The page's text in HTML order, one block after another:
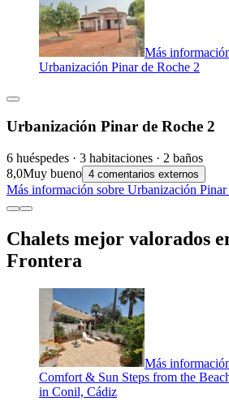
Más
Urbanización Pinar de Roche 2
Urbanización Pinar de Roche 2
6 huéspedes · 3 habitaciones · 2 baños
8,0Muy bueno 4 comentarios externos
Más información sobre Urbanización Pinar
Chalets mejor valorados
Frontera
Más
Comfort & Sun Steps from the
in Conil, Cádiz